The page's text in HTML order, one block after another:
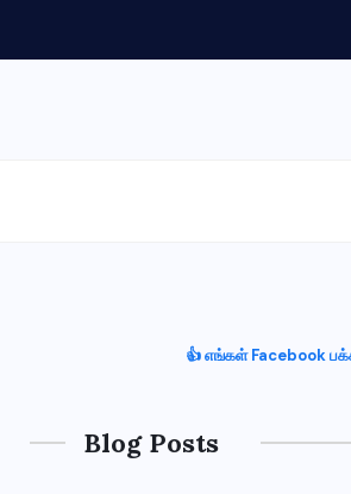
👍 எங்கள் Facebook
Blog Posts